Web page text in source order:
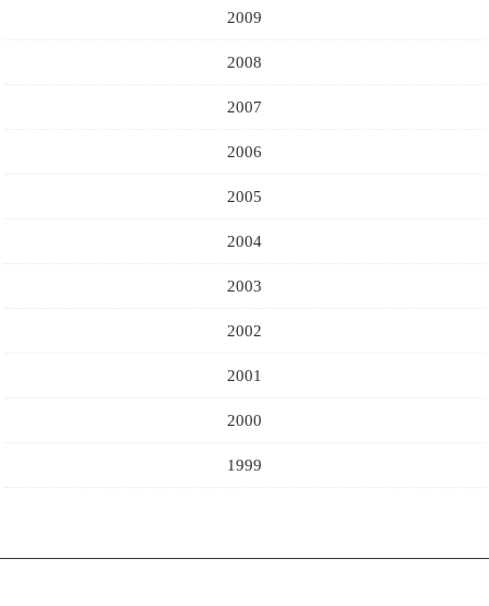
2009
2008
2007
2006
2005
2004
2003
2002
2001
2000
1999